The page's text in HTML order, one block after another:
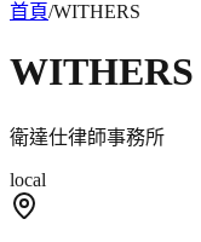
首頁/WITHERS
WITHERS
衛達仕律師事務所
local